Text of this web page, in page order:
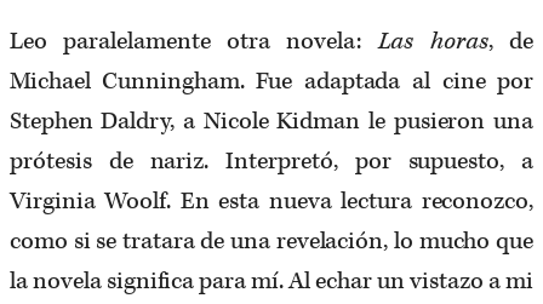
Leo paralelamente otra novela:Las horas, de
Michael Cunningham. Fue adaptada al cine por
Stephen Daldry, a Nicole Kidman le pusieron una
prótesis de nariz. Interpretó, por supuesto, a
Virginia Woolf. En esta nueva lectura reconozco,
como si se tratara de una revelación, lo mucho que
la novela significa para mí. Al echar un vistazo a mi